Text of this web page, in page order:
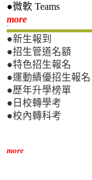
●微軟 Teams
more新生專區
●新生報到
●招生管道名額
●特色招生報名
●運動績優招生報名
●歷年升學榜單
●日校轉學考
●校內轉科考
more